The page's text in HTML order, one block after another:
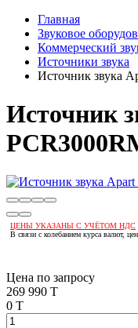
Главная
Звуковое
Коммерческий
Источники звука
Источник звука
Источник
ЦЕНЫ УКАЗАНЫ С УЧЁТОМ НДС
В связи с колебанием курса валют,
Цена по запросу
269 990 T
0 T